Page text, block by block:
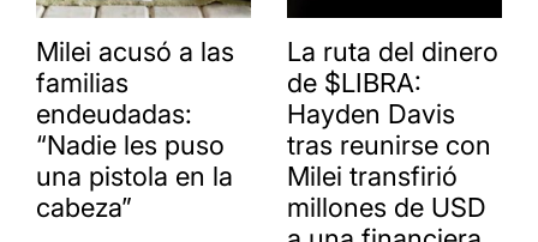
Milei acusó a las
familias
endeudadas:
“Nadie les puso
una pistola en la
cabeza”
La ruta del dinero
de $LIBRA:
Hayden Davis
tras reunirse con
Milei transfirió
millones de USD